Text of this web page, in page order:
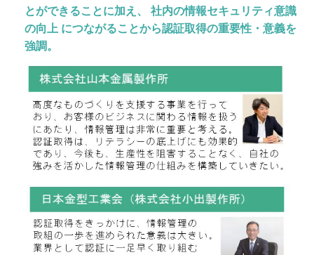
とができることに加え、 社内の情報セキュリティ意識
の向上 につながることから認証取得の重要性・意義を
強調。